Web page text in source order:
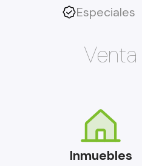
Especiales
Inmuebles